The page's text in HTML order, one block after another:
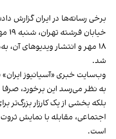
برخی رسانه‌ها در ایران گزارش
۱۸ مهر و انتشار ویدیوهای
شد.
وب‌سایت خبری «آسیانیوز ایران»
به نظر می‌رسد این برخورد،
بلکه بخشی از یک کارزار بزرگ‌تر
اجتماعی، مقابله با نمایش
است.